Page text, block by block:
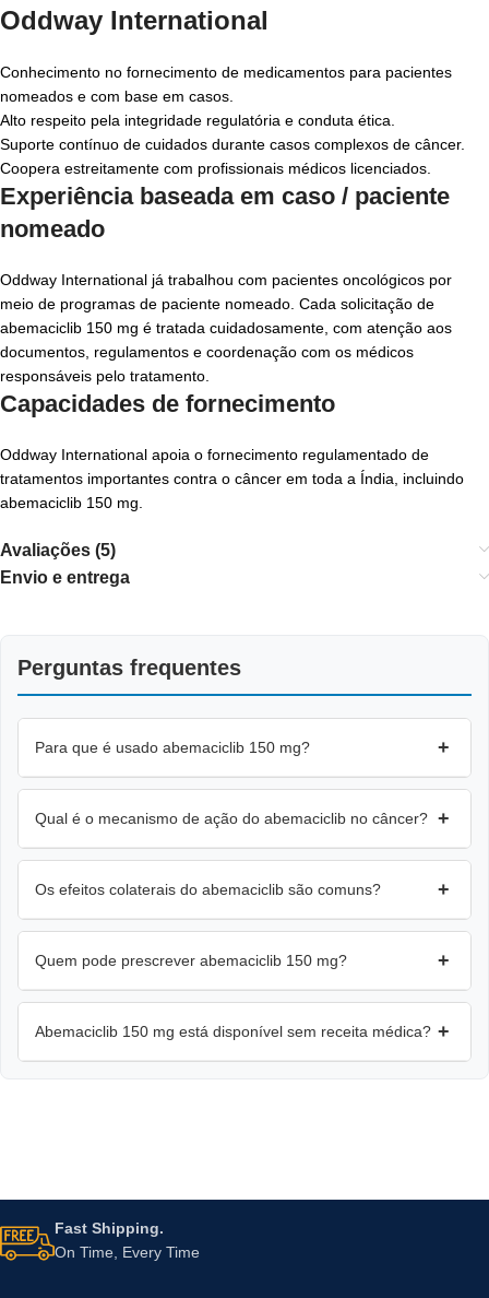
Oddway International
Conhecimento no fornecimento de medicamentos para pacientes
nomeados e com base em casos.
Alto respeito pela integridade regulatória e conduta ética.
Suporte contínuo de cuidados durante casos complexos de câncer.
Coopera estreitamente com profissionais médicos licenciados.
Experiência baseada em caso / paciente
nomeado
Oddway International já trabalhou com pacientes oncológicos por
meio de programas de paciente nomeado. Cada solicitação de
abemaciclib 150 mg é tratada cuidadosamente, com atenção aos
documentos, regulamentos e coordenação com os médicos
responsáveis pelo tratamento.
Capacidades de fornecimento
Oddway International apoia o fornecimento regulamentado de
tratamentos importantes contra o câncer em toda a Índia, incluindo
abemaciclib 150 mg
Avaliações (5)
Envio e entrega
Perguntas frequentes
Para que é usado abemaciclib 150 mg? +
Qual é o mecanismo de ação do abemaciclib no câncer? +
Os efeitos colaterais do abemaciclib são comuns? +
Quem pode prescrever abemaciclib 150 mg? +
Abemaciclib 150 mg está disponível sem receita médica? +
Fast Shipping.
On Time, Every Time